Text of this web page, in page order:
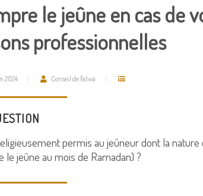
le jeûne en cas de
professionnelles
2024 Conseil de Fatwa
permis au jeûneur dont la
le jeûne au mois de Ramadan) ?